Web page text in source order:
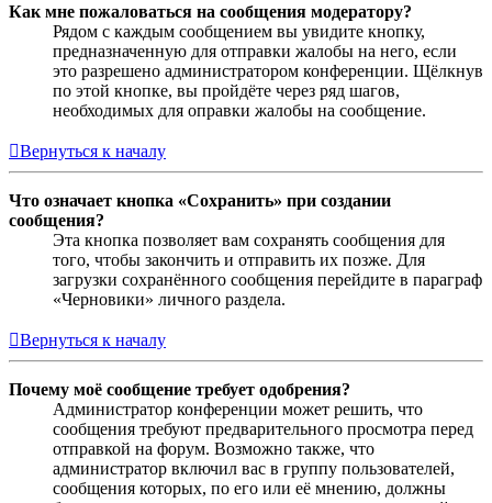
Как мне пожаловаться на сообщения модератору?
Рядом с каждым сообщением вы увидите кнопку,
предназначенную для отправки жалобы на него, если
это разрешено администратором конференции. Щёлкнув
по этой кнопке, вы пройдёте через ряд шагов,
необходимых для оправки жалобы на сообщение.
Вернуться к началу
Что означает кнопка «Сохранить» при создании
сообщения?
Эта кнопка позволяет вам сохранять сообщения для
того, чтобы закончить и отправить их позже. Для
загрузки сохранённого сообщения перейдите в параграф
«Черновики» личного раздела.
Вернуться к началу
Почему моё сообщение требует одобрения?
Администратор конференции может решить, что
сообщения требуют предварительного просмотра перед
отправкой на форум. Возможно также, что
администратор включил вас в группу пользователей,
сообщения которых, по его или её мнению, должны